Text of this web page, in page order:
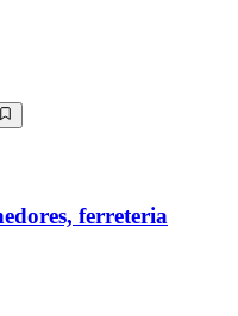
ferreteria